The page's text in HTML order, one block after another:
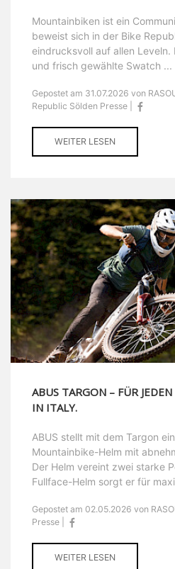
Mountainbiken ist ein
beweist sich in der Bike
eindrucksvoll auf allen Leveln.
und frisch gewählte Swatch ...
Gepostet am 31.07.2026 von
Republic Sölden Presse |
WEITER LESEN
ABUS TARGON – FÜR
IN ITALY.
ABUS stellt mit dem Targon
Mountainbike-Helm mit
Der Helm vereint zwei starke
Fullface-Helm sorgt er für
Gepostet am 02.05.2026 von
Presse |
WEITER LESEN